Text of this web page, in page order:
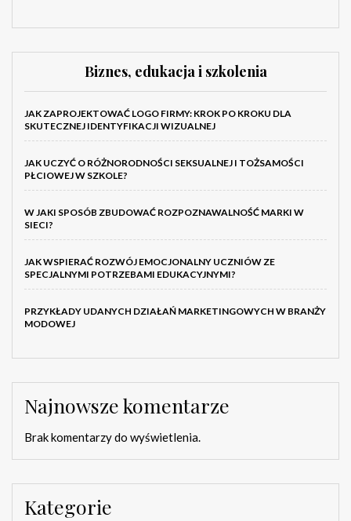
Biznes, edukacja i szkolenia
JAK ZAPROJEKTOWAĆ LOGO FIRMY: KROK PO KROKU DLA
SKUTECZNEJ IDENTYFIKACJI WIZUALNEJ
JAK UCZYĆ O RÓŻNORODNOŚCI SEKSUALNEJ I TOŻSAMOŚCI
PŁCIOWEJ W SZKOLE?
W JAKI SPOSÓB ZBUDOWAĆ ROZPOZNAWALNOŚĆ MARKI W
SIECI?
JAK WSPIERAĆ ROZWÓJ EMOCJONALNY UCZNIÓW ZE
SPECJALNYMI POTRZEBAMI EDUKACYJNYMI?
PRZYKŁADY UDANYCH DZIAŁAŃ MARKETINGOWYCH W BRANŻY
MODOWEJ
Najnowsze komentarze
Brak komentarzy do wyświetlenia.
Kategorie